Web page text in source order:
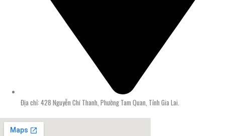
Địa chỉ: 428 Nguyễn Chí Thanh, Phường Tam Quan, Tỉnh Gia Lai.